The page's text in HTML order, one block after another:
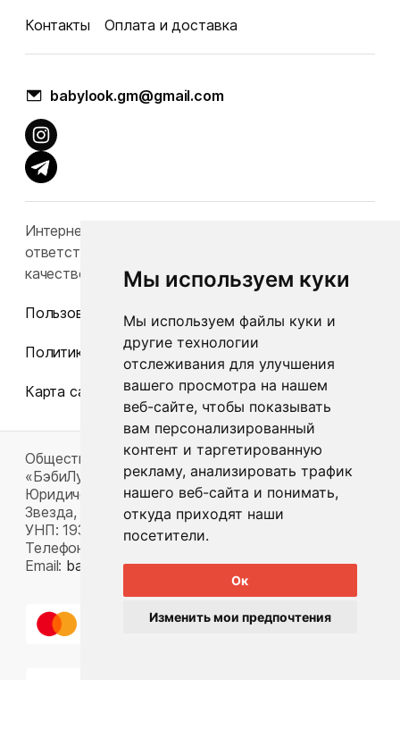
Мы используем куки
Мы используем файлы куки и
другие технологии
отслеживания для улучшения
вашего просмотра на нашем
веб-сайте, чтобы показывать
вам персонализированный
контент и таргетированную
рекламу, анализировать трафик
нашего веб-сайта и понимать,
откуда приходят наши
посетители.
Ок
Изменить мои предпочтения
Контакты
Оплата и доставка
babylook.gm@gmail.com
Интернет-каталог Babylook.by не несет
ответственность за конечную стоимость и
качество товаров.
Пользовательское соглашение
Политика конфиденциальности
Карта сайта
Общество с ограниченной ответственностью
«БэбиЛук»
Юридический адрес: 220117, г. Минск, пр-т Газеты
Звезда, д. 16, пом. 52
УНП: 193815124
Телефон:
+375 33 392 66 63
Email: babylook.gm@gmail.com.